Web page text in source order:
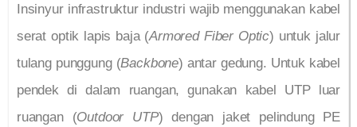
Insinyur infrastruktur industri wajib menggunakan kabel
serat optik lapis baja (Armored Fiber Optic) untuk jalur
tulang punggung (Backbone) antar gedung. Untuk kabel
pendek di dalam ruangan, gunakan kabel UTP luar
ruangan (Outdoor UTP) dengan jaket pelindung PE